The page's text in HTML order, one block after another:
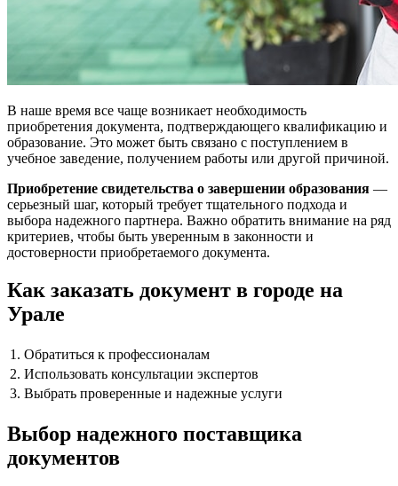
В наше время все чаще возникает необходимость
приобретения документа, подтверждающего квалификацию и
образование. Это может быть связано с поступлением в
учебное заведение, получением работы или другой причиной.
Приобретение свидетельства о завершении образования —
серьезный шаг, который требует тщательного подхода и
выбора надежного партнера. Важно обратить внимание на ряд
критериев, чтобы быть уверенным в законности и
достоверности приобретаемого документа.
Как заказать документ в городе на
Урале
1. Обратиться к профессионалам
2. Использовать консультации экспертов
3. Выбрать проверенные и надежные услуги
Выбор надежного поставщика
документов